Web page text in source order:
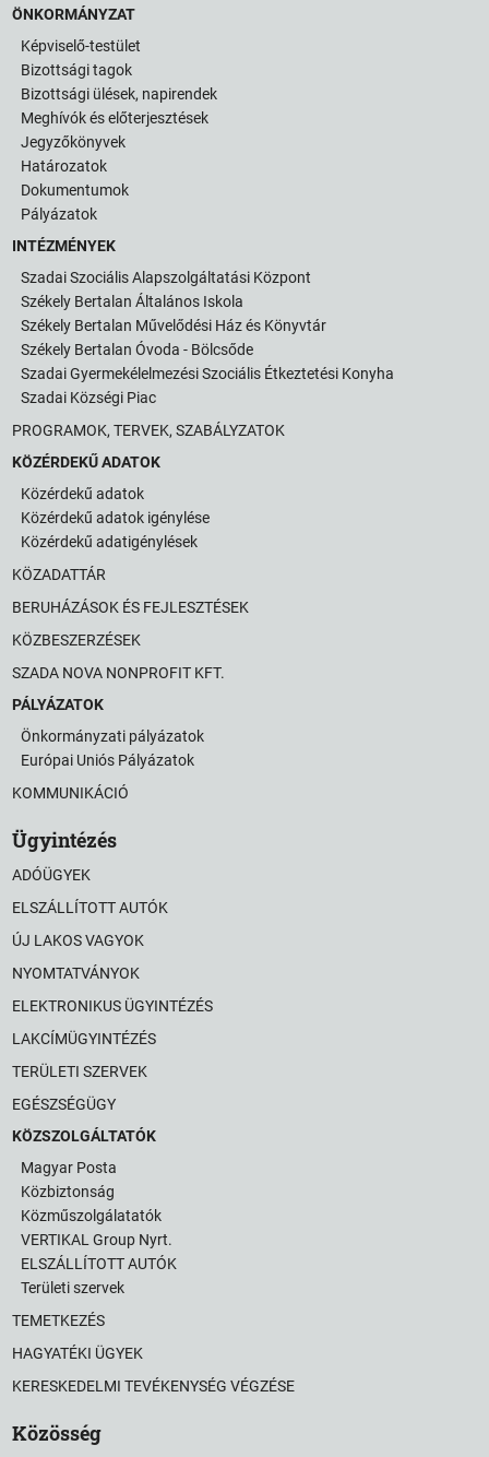
ÖNKORMÁNYZAT
Képviselő-testület
Bizottsági tagok
Bizottsági ülések, napirendek
Meghívók és előterjesztések
Jegyzőkönyvek
Határozatok
Dokumentumok
Pályázatok
INTÉZMÉNYEK
Szadai Szociális Alapszolgáltatási Központ
Székely Bertalan Általános Iskola
Székely Bertalan Művelődési Ház és Könyvtár
Székely Bertalan Óvoda - Bölcsőde
Szadai Gyermekélelmezési Szociális Étkeztetési Konyha
Szadai Községi Piac
PROGRAMOK, TERVEK, SZABÁLYZATOK
KÖZÉRDEKŰ ADATOK
Közérdekű adatok
Közérdekű adatok igénylése
Közérdekű adatigénylések
KÖZADATTÁR
BERUHÁZÁSOK ÉS FEJLESZTÉSEK
KÖZBESZERZÉSEK
SZADA NOVA NONPROFIT KFT.
PÁLYÁZATOK
Önkormányzati pályázatok
Európai Uniós Pályázatok
KOMMUNIKÁCIÓ
Ügyintézés
ADÓÜGYEK
ELSZÁLLÍTOTT AUTÓK
ÚJ LAKOS VAGYOK
NYOMTATVÁNYOK
ELEKTRONIKUS ÜGYINTÉZÉS
LAKCÍMÜGYINTÉZÉS
TERÜLETI SZERVEK
EGÉSZSÉGÜGY
KÖZSZOLGÁLTATÓK
Magyar Posta
Közbiztonság
Közműszolgálatatók
VERTIKAL Group Nyrt.
ELSZÁLLÍTOTT AUTÓK
Területi szervek
TEMETKEZÉS
HAGYATÉKI ÜGYEK
KERESKEDELMI TEVÉKENYSÉG VÉGZÉSE
Közösség